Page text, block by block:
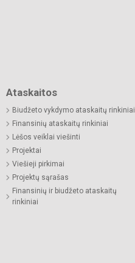
Ataskaitos
Biudžeto vykdymo ataskaitų rinkiniai
Finansinių ataskaitų rinkiniai
Lėšos veiklai viešinti
Projektai
Viešieji pirkimai
Projektų sąrašas
Finansinių ir biudžeto ataskaitų
rinkiniai